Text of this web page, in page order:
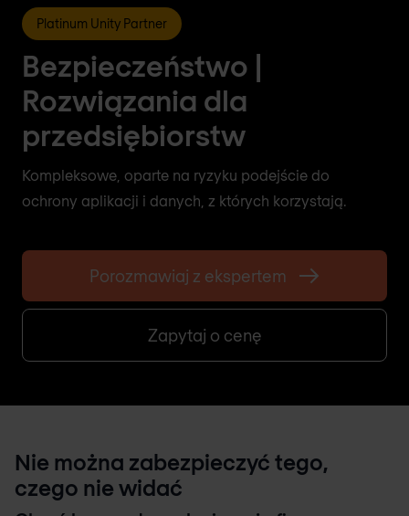
Platinum Unity Partner
Bezpieczeństwo |
Rozwiązania dla
przedsiębiorstw
Kompleksowe, oparte na ryzyku podejście do
ochrony aplikacji i danych, z których korzystają.
Porozmawiaj z ekspertem
Zapytaj o cenę
Nie można zabezpieczyć tego,
czego nie widać